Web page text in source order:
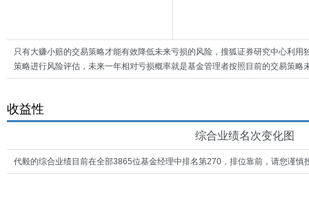
只有大赚小赔的交易策略才能有效降低未来亏损的风险，搜狐证券研究中心利
策略进行风险评估，未来一年相对亏损概率就是基金管理者按照目前的交易策略
收益性
综合业绩名次变化图
代毅的综合业绩目前在全部3865位基金经理中排名第270，排位靠前，请您谨慎